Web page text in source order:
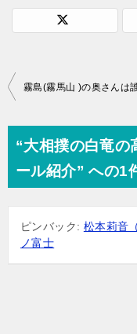
投
ゲ
シ
“大相撲の白竜の
ール紹介” への1
ピンバック: 松本莉音
ノ富士